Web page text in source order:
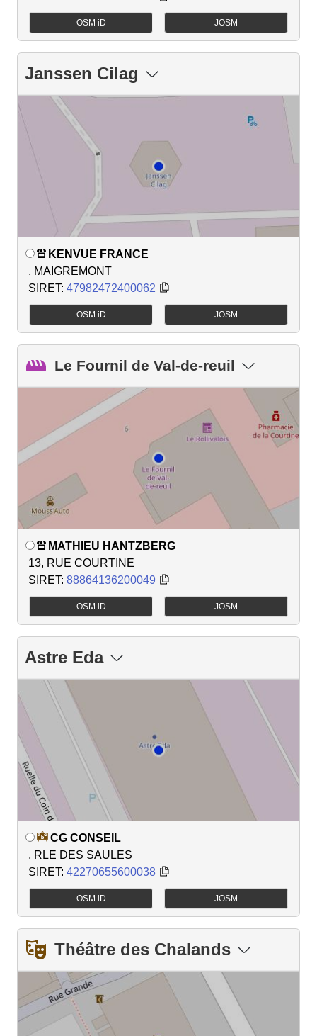
OSM iD JOSM
Janssen Cilag
KENVUE FRANCE
, MAIGREMONT
SIRET: 47982472400062
OSM iD JOSM
Le Fournil de Val-de-reuil
MATHIEU HANTZBERG
13, RUE COURTINE
SIRET: 88864136200049
OSM iD JOSM
Astre Eda
CG CONSEIL
, RLE DES SAULES
SIRET: 42270655600038
OSM iD JOSM
Théâtre des Chalands